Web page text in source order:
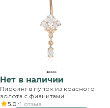
Нет в наличии
Пирсинг в пупок из красного
золота с фианитами
5.0 1 отзыв